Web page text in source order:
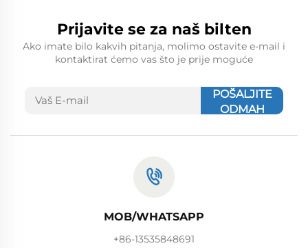
Prijavite se za naš bilten
Ako imate bilo kakvih pitanja, molimo ostavite e-mail i
kontaktirat ćemo vas što je prije moguće
POŠALJITE
ODMAH
MOB/WHATSAPP
+86-13535848691